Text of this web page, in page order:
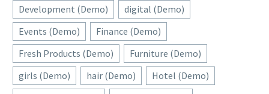
Development (Demo)
digital (Demo)
Events (Demo)
Finance (Demo)
Fresh Products (Demo)
Furniture (Demo)
girls (Demo)
hair (Demo)
Hotel (Demo)